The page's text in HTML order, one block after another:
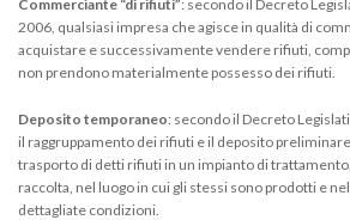
Commerciante “di rifiuti”: secondo il Decreto
2006, qualsiasi impresa che agisce in qualità di
acquistare e successivamente vendere rifiuti,
non prendono materialmente possesso dei rifiuti.
Deposito temporaneo: secondo il Decreto
il raggruppamento dei rifiuti e il deposito
trasporto di detti rifiuti in un impianto di
raccolta, nel luogo in cui gli stessi sono prodotti e
dettagliate condizioni.